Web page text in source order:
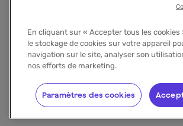
En cliquant sur « Accepter tous les cookies
le stockage de cookies sur votre appareil
navigation sur le site, analyser son
nos efforts de marketing.
Paramètres des cookies